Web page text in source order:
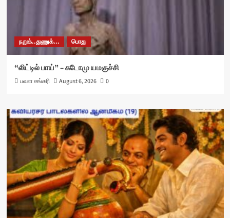
நறுக்..துணுக்... பொது
“லிட்டில் பாய்” – சுடோமு யமகுச்சி
பவள சங்கரி August 6, 2026 0